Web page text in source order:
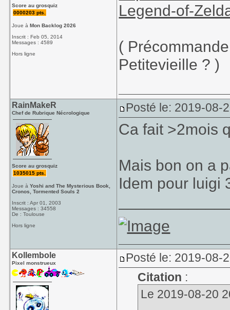
Score au grosquiz
0000203 pts.
Joue àMon Backlog 2026
Inscrit : Feb 05, 2014
Messages : 4589
Hors ligne
Legend-of-
(
Petitevieille ? )
RainMakeR
Chef de Rubrique Nécrologique
Score au grosquiz
1035015 pts.
Joue àYoshi and The Mysterious Book,
Cronos, Tormented Souls 2
Inscrit : Apr 01, 2003
Messages : 34558
De : Toulouse
Hors ligne
Posté le: 2019-08-
Ca fait >2mois
Mais bon on a
Idem pour luigi
Kollembole
Pixel monstrueux
Posté le: 2019-08-
Citation :
Le 2019-08-20